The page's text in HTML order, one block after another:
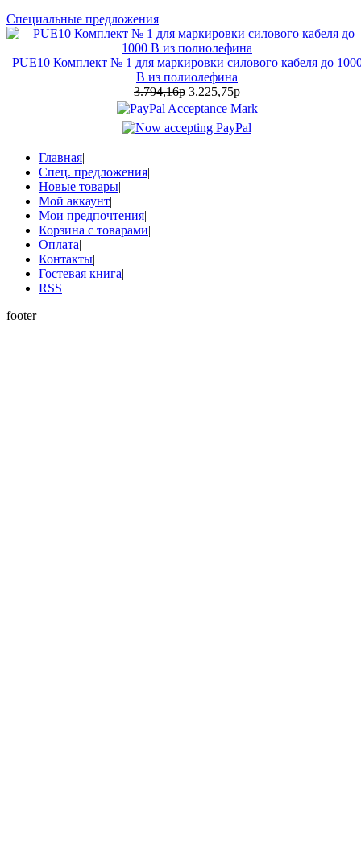
Специальные предложения
PUE10 Комплект № 1 для маркировки силового кабеля до
В из полиолефина
3.794,16р 3.225,75р
Главная|
Спец. предложения|
Новые товары|
Мой аккаунт|
Мои предпочтения|
Корзина с товарами|
Оплата|
Контакты|
Гостевая книга|
RSS
footer